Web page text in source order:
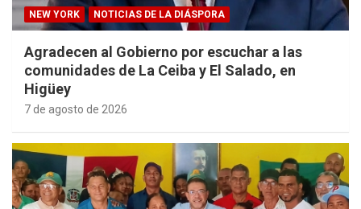
NEW YORK NOTICIAS DE LA DIÁSPORA
Agradecen al Gobierno por escuchar a las
comunidades de La Ceiba y El Salado, en
Higüey
7 de agosto de 2026